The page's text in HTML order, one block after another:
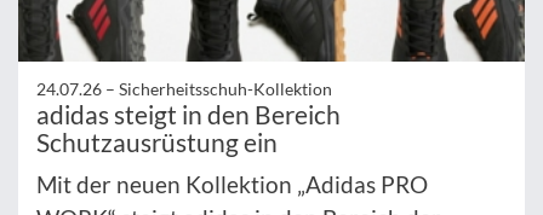
24.07.26 – Sicherheitsschuh-Kollektion
adidas steigt in den Bereich
Schutzausrüstung ein
Mit der neuen Kollektion „Adidas PRO